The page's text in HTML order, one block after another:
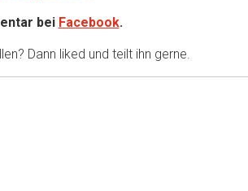
bei Facebook.
Dann liked und teilt ihn gerne.